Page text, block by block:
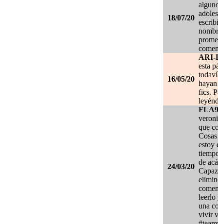
18/07/20
16/05/20
ARI-
esta
fics.
24/03/20
que
estoy
de
leerlo
una
vivir